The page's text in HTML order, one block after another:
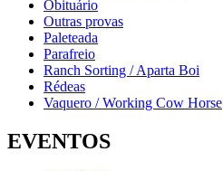
Obituário
Outras provas
Paleteada
Parafreio
Ranch Sorting / Aparta Boi
Rédeas
Vaquero / Working Cow Horse
EVENTOS